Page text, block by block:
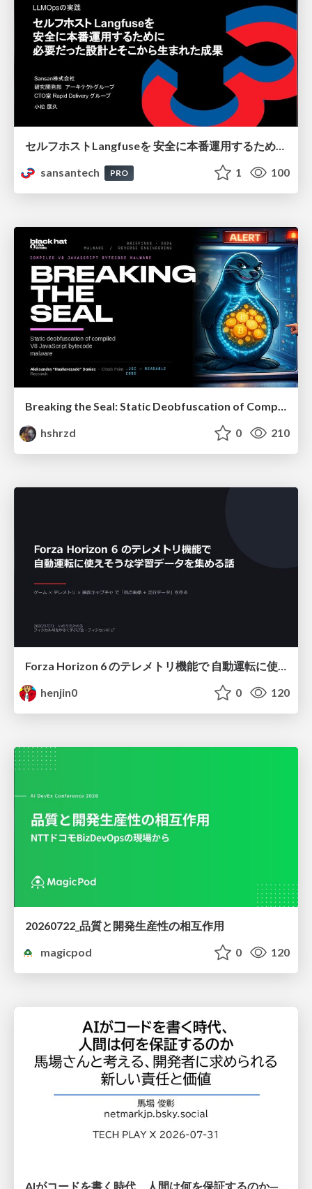
セルフホストLangfuseを 安全に本番運用するために 必要だった設計とそこから生まれた成果
sansantech
PRO 1 100
hshrzd
0 210
Forza Horizon 6 のテレメトリ機能で 自動運転に使えそうな学習データを集める話
henjin0
0 120
20260722_品質と開発生産性の相互作用
magicpod
0 120